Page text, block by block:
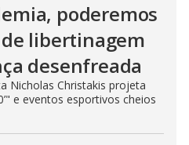
poderemos
libertinagem
desenfreada
Nicholas Christakis projeta
e eventos esportivos cheios